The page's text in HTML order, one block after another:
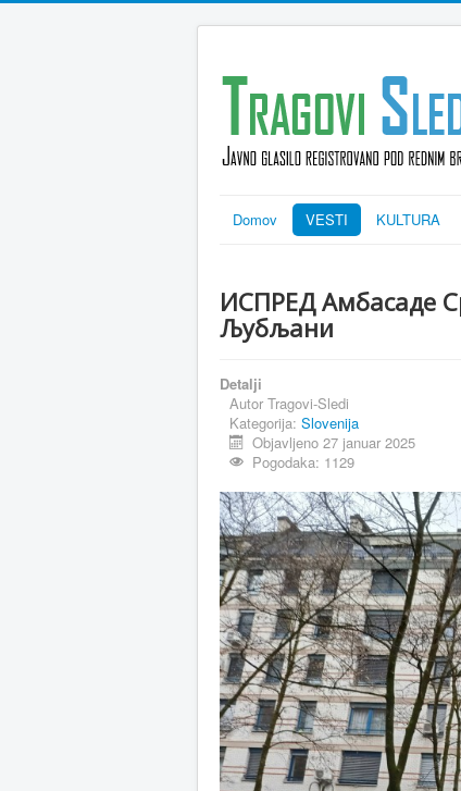
Domov VESTI KULTURA
ИСПРЕД Амбасаде
Љубљани
Detalji
Autor Tragovi-Sledi
Kategorija: Slovenija
Objavljeno 27 januar 2025
Pogodaka: 1129